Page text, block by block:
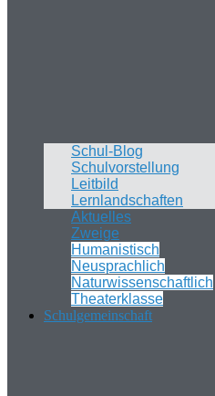
Schul-Blog
Schulvorstellung
Leitbild
Lernlandschaften
Aktuelles
Zweige
Humanistisch
Neusprachlich
Naturwissenschaftlich
Theaterklasse
Schulgemeinschaft